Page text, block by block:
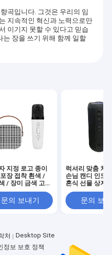
곡입니다. 그것은 우리의 임
지속적인 혁신과 노력으로만
이기지 못할 수 있다고 믿습
는 장을 쓰기 위해 함께 일할
지정 로고 종이
장 접착 흰색 /
/ 장미 금색 고급
선물 상자 리본 폐
문의 보내기
럭셔리 맞춤 처
손님 캔디 인도
혼식 선물 상자
장식 선물
문의 보
처
Desktop Site
정보 보호 정책